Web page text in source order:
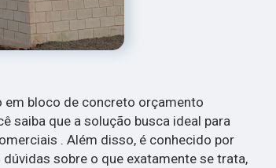
em bloco de concreto orçamento
saiba que a solução busca ideal para
. Além disso, é conhecido por
sobre o que exatamente se trata,